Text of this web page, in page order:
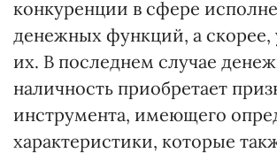
конкуренции в сфере
денежных функций, а скорее,
их. В последнем случае
наличность приобретает
инструмента, имеющего
характеристики, которые